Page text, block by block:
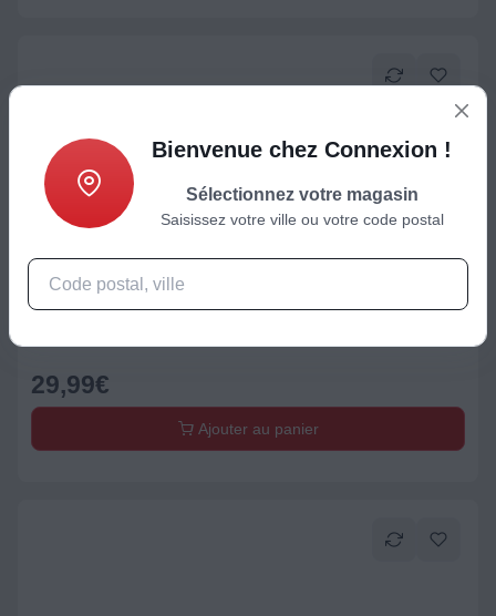
29,99€
Ajouter au panier
Bienvenue chez Connexion !
Sélectionnez votre magasin
Saisissez votre ville ou votre code postal